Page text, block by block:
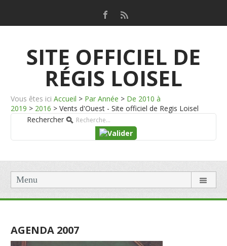
SITE OFFICIEL DE
RÉGIS LOISEL
Vous êtes ici Accueil > Par Année > De 2010 à
2019 > 2016 > Vents d'Ouest - Site officiel de Regis Loisel
Rechercher
Menu
AGENDA 2007